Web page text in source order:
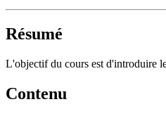
Résumé
L'objectif du cours est d'introduire
Contenu